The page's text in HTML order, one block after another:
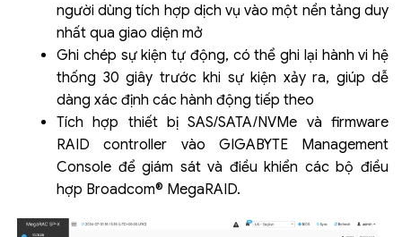
người dùng tích hợp dịch vụ vào một nền tảng duy
nhất qua giao diện mở
Ghi chép sự kiện tự động, có thể ghi lại hành vi hệ
thống 30 giây trước khi sự kiện xảy ra, giúp dễ
dàng xác định các hành động tiếp theo
Tích hợp thiết bị SAS/SATA/NVMe và firmware
RAID controller vào GIGABYTE Management
Console để giám sát và điều khiển các bộ điều
hợp Broadcom® MegaRAID.